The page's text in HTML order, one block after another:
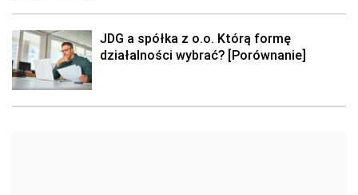
JDG a spółka z o.o. Którą formę
działalności wybrać? [Porównanie]